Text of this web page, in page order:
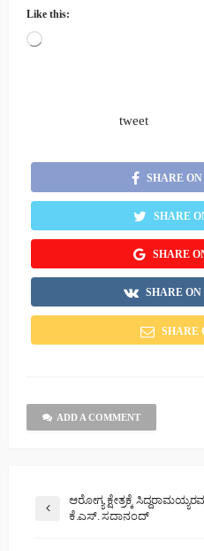
Like this:
Loading…
tweet
SHARE
SHARE
SHARE
SHARE
SHARE
ADD A COMMENT
ಆರೋಗ್ಯ ಕ್ಷೇತ್ರಕ್ಕೆ
ಕೆ.ಎಸ್. ಸದಾನಂದ್